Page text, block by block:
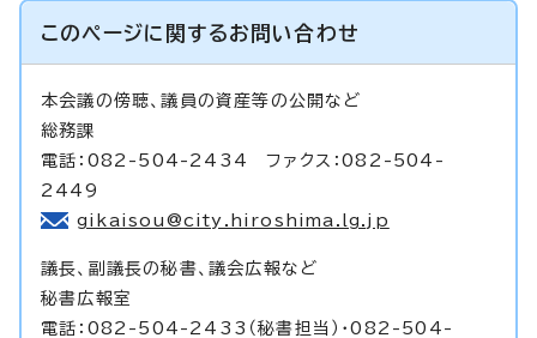
このページに関するお問い合わせ
本会議の傍聴、議員の資産等の公開など
総務課
電話：082-504-2434 ファクス：082-504-
2449
gikaisou@city.hiroshima.lg.jp
議長、副議長の秘書、議会広報など
秘書広報室
電話：082-504-2433（秘書担当）・082-504-